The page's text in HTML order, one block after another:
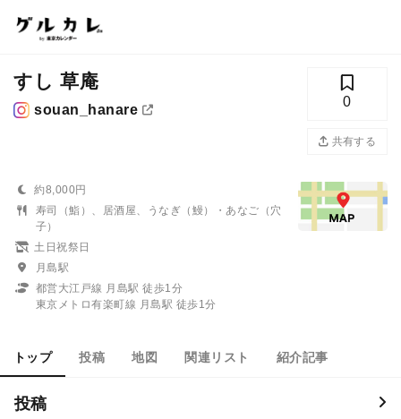
すし 草庵
souan_hanare
0
共有する
約8,000円
寿司（鮨）、居酒屋、うなぎ（鰻）・あなご（穴
子）
土日祝祭日
月島駅
都営大江戸線 月島駅 徒歩1分
東京メトロ有楽町線 月島駅 徒歩1分
トップ 投稿 地図 関連リスト 紹介記事
投稿